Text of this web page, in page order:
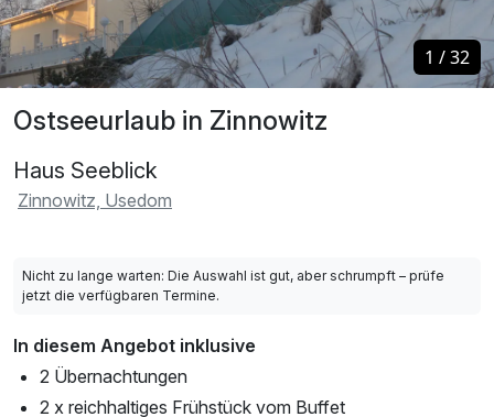
Ostseeurlaub in Zinnowitz
Haus Seeblick
Zinnowitz, Usedom
1 /32
1 /32
Nicht zu lange warten: Die Auswahl ist gut, aber schrumpft – prüfe
jetzt die verfügbaren Termine.
In diesem Angebot inklusive
2 Übernachtungen
2 x reichhaltiges Frühstück vom Buffet